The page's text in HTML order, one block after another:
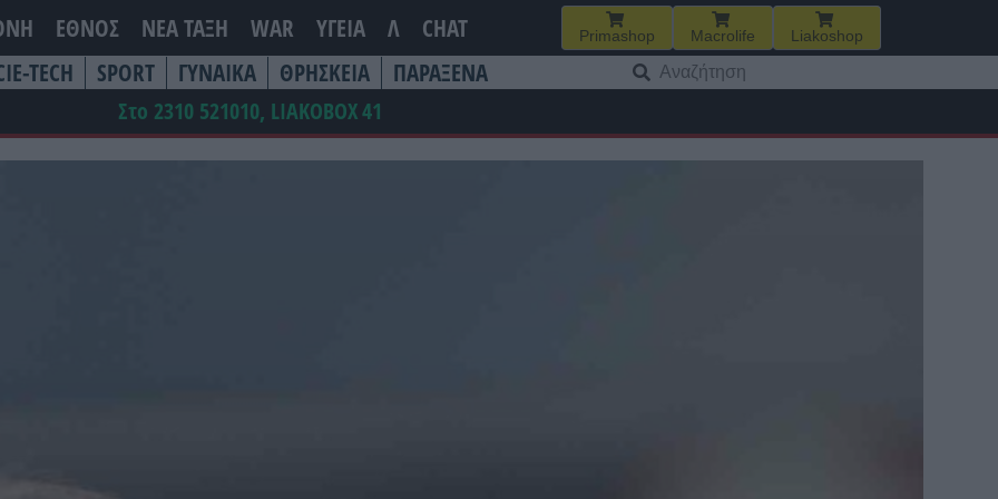
ΕΘΝΟΣ ΝΕΑ ΤΆΞΗ WAR ΥΓΕΙΑ Λ CHAT Primashop Macrolife Liakoshop
TECH SPORT ΓΥΝΑΙΚΑ ΘΡΗΣΚΕΙΑ ΠΑΡΑΞΕΝΑ
για:
Στο 2310 521010, LIAKOBOX41